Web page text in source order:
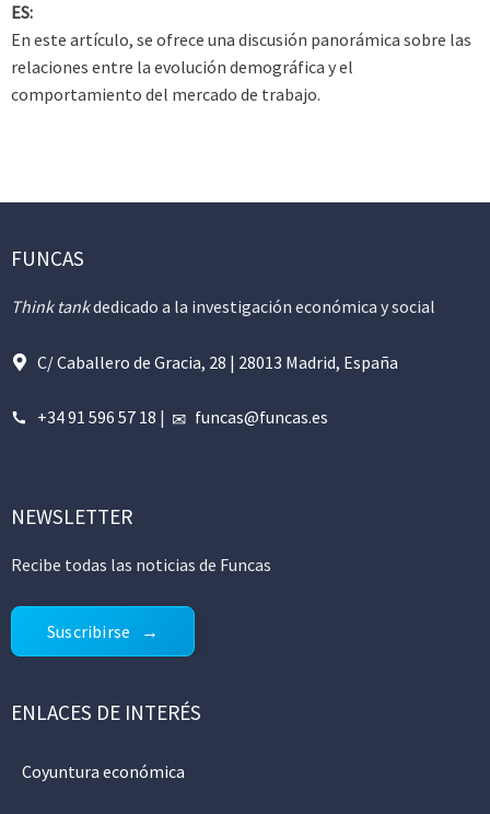
ES:
En este artículo, se ofrece una discusión panorámica sobre las
relaciones entre la evolución demográfica y el
comportamiento del mercado de trabajo.
FUNCAS
Think tankdedicado a la investigación económica y social
C/ Caballero de Gracia, 28 | 28013 Madrid, España
+34 91 596 57 18 | funcas@funcas.es
NEWSLETTER
Recibe todas las noticias de Funcas
Suscribirse
ENLACES DE INTERÉS
Coyuntura económica